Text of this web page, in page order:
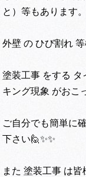
と）等もあります。
外壁 の ひび割れ
塗装工事 をする タ
キング現象 がおこ
ご自分でも簡単に
下さい🙋✨✨
また 塗装工事 は